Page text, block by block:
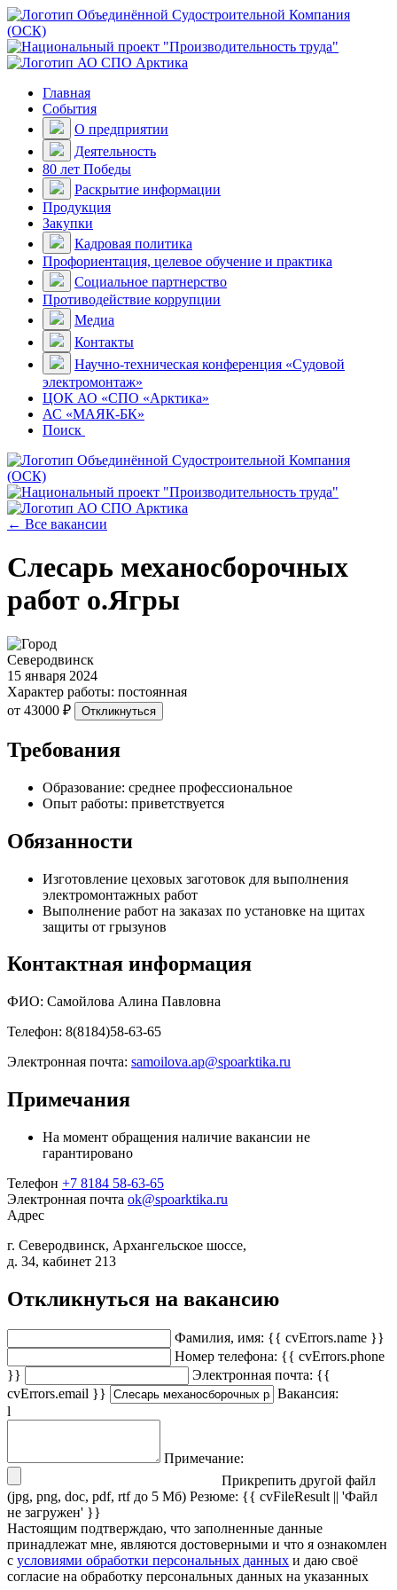
Главная
События
О предприятии
Деятельность
80 лет Победы
Раскрытие информации
Продукция
Закупки
Кадровая политика
Профориентация, целевое обучение и практика
Социальное партнерство
Противодействие коррупции
Медиа
Контакты
Научно-техническая конференция «Судовой
электромонтаж»
ЦОК АО «СПО «Арктика»
АС «МАЯК-БК»
Поиск
← Все вакансии
Слесарь механосборочных
работ о.Ягры
Северодвинск
15 января 2024
Характер работы: постоянная
от 43000 ₽
Откликнуться
Требования
Образование: среднее профессиональное
Опыт работы: приветствуется
Обязанности
Изготовление цеховых заготовок для выполнения
электромонтажных работ
Выполнение работ на заказах по установке на щитах
защиты от грызунов
Контактная информация
ФИО: Самойлова Алина Павловна
Телефон: 8(8184)58-63-65
Электронная почта: samoilova.ap@spoarktika.ru
Примечания
На момент обращения наличие вакансии не
гарантировано
Телефон +7 8184 58-63-65
Электронная почта ok@spoarktika.ru
Адрес
г. Северодвинск, Архангельское шоссе,
д. 34, кабинет 213
Откликнуться на вакансию
Фамилия, имя: {{ cvErrors.name }}
Номер телефона: {{ cvErrors.phone
}}
Электронная почта: {{
cvErrors.email }}
Вакансия:
l
Примечание:
Прикрепить другой файл
(jpg, png, doc, pdf, rtf до 5 Мб) Резюме: {{ cvFileResult || 'Файл
не загружен' }}
Настоящим подтверждаю, что заполненные данные
принадлежат мне, являются достоверными и что я ознакомлен
с условиями обработки персональных данных и даю своё
согласие на обработку персональных данных на указанных